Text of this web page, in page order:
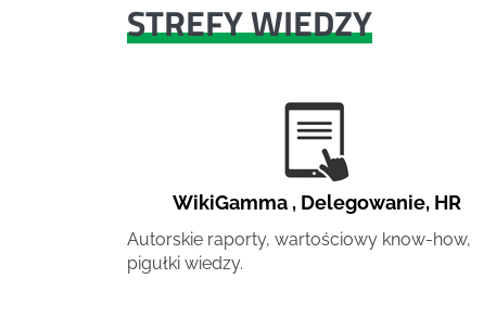
STREFY WIEDZY
WikiGamma , Delegowanie, HR
Autorskie raporty, wartościowy know-how,
pigułki wiedzy.